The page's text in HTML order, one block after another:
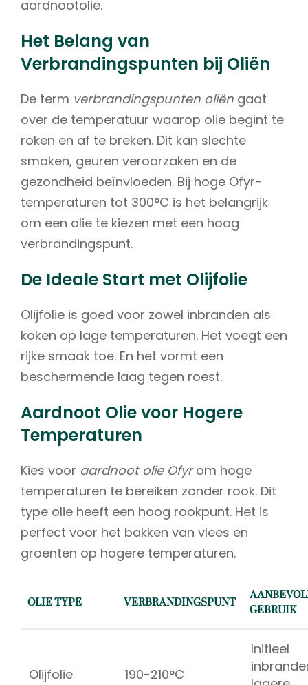
aardnootolie.
Het Belang van
Verbrandingspunten bij Oliën
De term verbrandingspunten oliën gaat
over de temperatuur waarop olie begint te
roken en af te breken. Dit kan slechte
smaken, geuren veroorzaken en de
gezondheid beïnvloeden. Bij hoge Ofyr-
temperaturen tot 300°C is het belangrijk
om een olie te kiezen met een hoog
verbrandingspunt.
De Ideale Start met Olijfolie
Olijfolie is goed voor zowel inbranden als
koken op lage temperaturen. Het voegt een
rijke smaak toe. En het vormt een
beschermende laag tegen roest.
Aardnoot Olie voor Hogere
Temperaturen
Kies voor aardnoot olie Ofyrom hoge
temperaturen te bereiken zonder rook. Dit
type olie heeft een hoog rookpunt. Het is
perfect voor het bakken van vlees en
groenten op hogere temperaturen.
OLIE TYPE VERBRANDINGSPUNT
GEBRUIK
Olijfolie 190-210°C
Initieel